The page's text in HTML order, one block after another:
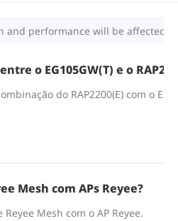
and performance will be affected
o EG105GW(T) e o
do RAP2200(E) com o
Mesh com APs Reyee?
Mesh com o AP Reyee.